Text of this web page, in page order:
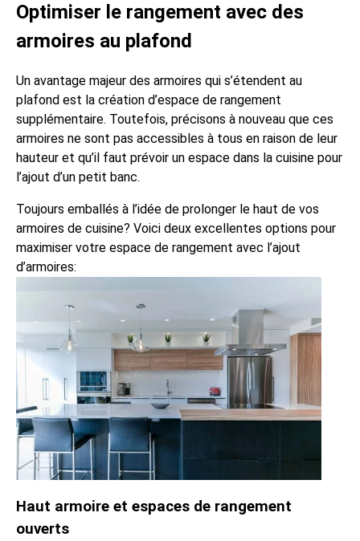
Optimiser le rangement avec des
armoires au plafond
Un avantage majeur des armoires qui s’étendent au
plafond est la création d’espace de rangement
supplémentaire. Toutefois, précisons à nouveau que ces
armoires ne sont pas accessibles à tous en raison de leur
hauteur et qu’il faut prévoir un espace dans la cuisine pour
l’ajout d’un petit banc.
Toujours emballés à l’idée de prolonger le haut de vos
armoires de cuisine? Voici deux excellentes options pour
maximiser votre espace de rangement avec l’ajout
d’armoires:
Haut armoire et espaces de rangement
ouverts